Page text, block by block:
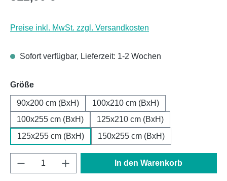
Preise inkl. MwSt. zzgl. Versandkosten
Sofort verfügbar, Lieferzeit: 1-2 Wochen
Größeauswählen
90x200 cm (BxH)
100x210 cm (BxH)
100x255 cm (BxH)
125x210 cm (BxH)
125x255 cm (BxH)
150x255 cm (BxH)
Produkt Anzahl: Gib den gewünschten
In den Warenkorb